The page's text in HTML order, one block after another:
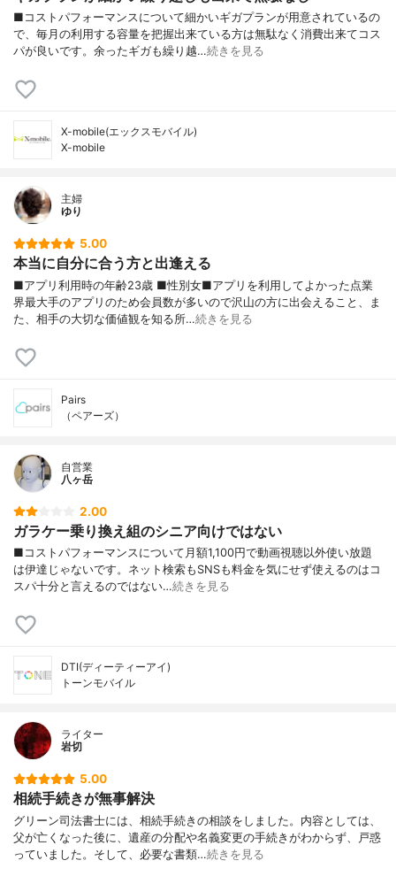
■コストパフォーマンスについて細かいギガプランが用意されているの
で、毎月の利用する容量を把握出来ている方は無駄なく消費出来てコス
パが良いです。余ったギガも繰り越…続きを見る
X-mobile(エックスモバイル)
X-mobile
主婦
ゆり
5.00
本当に自分に合う方と出逢える
■アプリ利用時の年齢23歳 ■性別女■アプリを利用してよかった点業
界最大手のアプリのため会員数が多いので沢山の方に出会えること、ま
た、相手の大切な価値観を知る所…続きを見る
Pairs
（ペアーズ）
自営業
八ヶ岳
2.00
ガラケー乗り換え組のシニア向けではない
■コストパフォーマンスについて月額1,100円で動画視聴以外使い放題
は伊達じゃないです。ネット検索もSNSも料金を気にせず使えるのはコ
スパ十分と言えるのではない…続きを見る
DTI(ディーティーアイ)
トーンモバイル
ライター
岩切
5.00
相続手続きが無事解決
グリーン司法書士には、相続手続きの相談をしました。内容としては、
父が亡くなった後に、遺産の分配や名義変更の手続きがわからず、戸惑
っていました。そして、必要な書類…続きを見る